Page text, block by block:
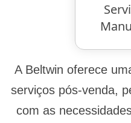
A Beltwin oferece
serviços pós-venda,
com as